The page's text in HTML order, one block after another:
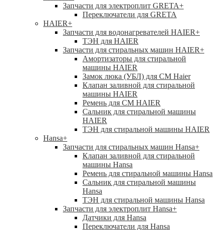
Запчасти для электроплит GRETA+
Переключатели для GRETA
HAIER+
Запчасти для водонагревателей HAIER+
ТЭН для HAIER
Запчасти для стиральных машин HAIER+
Амортизаторы для стиральной
машины HAIER
Замок люка (УБЛ) для СМ Haier
Клапан заливной для стиральной
машины HAIER
Ремень для СМ HAIER
Сальник для стиральной машины
HAIER
ТЭН для стиральной машины HAIER
Hansa+
Запчасти для стиральных машин Hansa+
Клапан заливной для стиральной
машины Hansa
Ремень для стиральной машины Hansa
Сальник для стиральной машины
Hansa
ТЭН для стиральной машины Hansa
Запчасти для электроплит Hansa+
Датчики для Hansa
Переключатели для Hansa